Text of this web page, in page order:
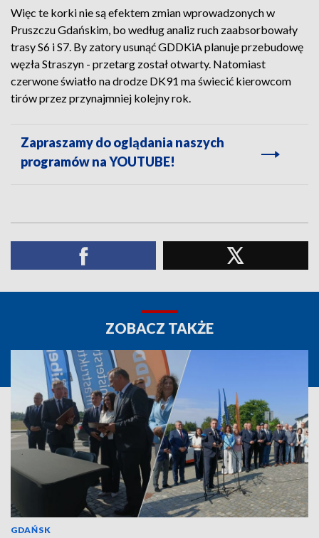
Więc te korki nie są efektem zmian wprowadzonych w
Pruszczu Gdańskim, bo według analiz ruch zaabsorbowały
trasy S6 i S7. By zatory usunąć GDDKiA planuje przebudowę
węzła Straszyn - przetarg został otwarty. Natomiast
czerwone światło na drodze DK91 ma świecić kierowcom
tirów przez przynajmniej kolejny rok.
Zapraszamy do oglądania naszych
programów na YOUTUBE!
ZOBACZ TAKŻE
GDAŃSK